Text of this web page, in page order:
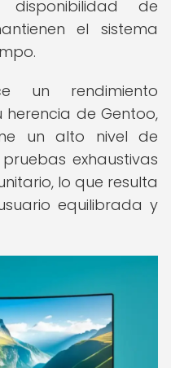
de
el sistema
un rendimiento
de Gentoo,
un alto nivel de
exhaustivas
lo que resulta
equilibrada y